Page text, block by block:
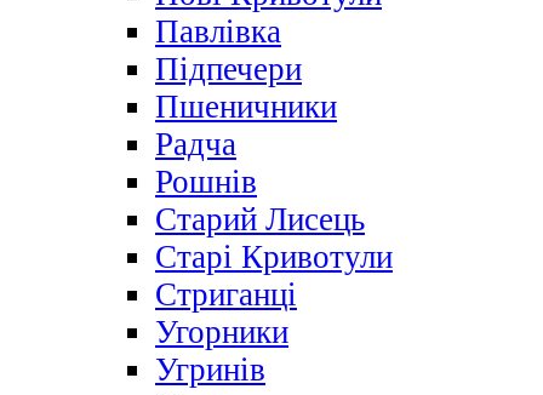
Павлівка
Підпечери
Пшеничники
Радча
Рошнів
Старий Лисець
Старі Кривотули
Стриганці
Угорники
Угринів